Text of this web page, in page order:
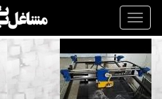
Toggle
navigation